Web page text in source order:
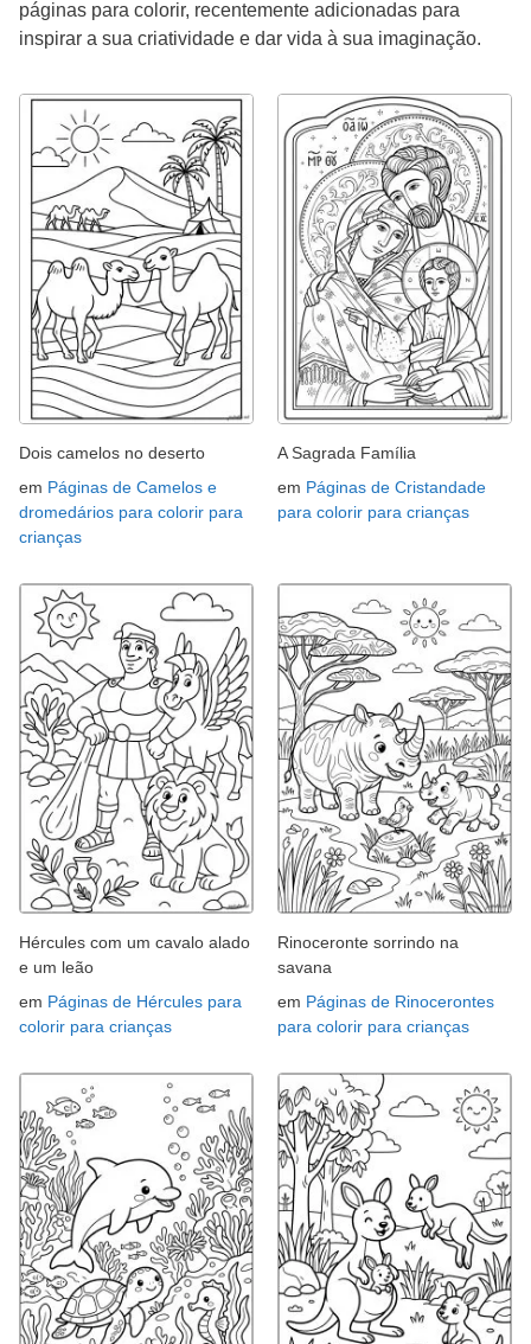
páginas para colorir, recentemente adicionadas para
inspirar a sua criatividade e dar vida à sua imaginação.
Dois camelos no deserto
em Páginas de Camelos e
dromedários para colorir para
crianças
A Sagrada Família
em Páginas de Cristandade
para colorir para crianças
Hércules com um cavalo alado
e um leão
em Páginas de Hércules para
colorir para crianças
Rinoceronte sorrindo na
savana
em Páginas de Rinocerontes
para colorir para crianças